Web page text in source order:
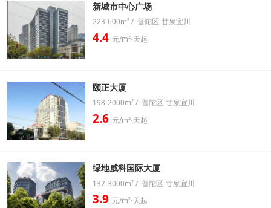
新城市中心广场
223-600m² / 普陀区-甘泉宜川
4.4 元/m²⋅天起
颐正大厦
198-2000m² / 普陀区-甘泉宜川
2.6 元/m²⋅天起
绿地威科国际大厦
132-3000m² / 普陀区-甘泉宜川
3.9 元/m²⋅天起